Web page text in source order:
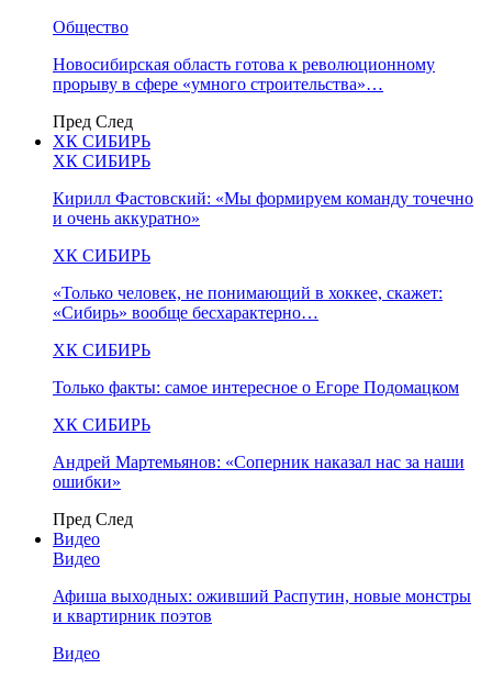
Общество
Новосибирская область готова к революционному
прорыву в сфере «умного строительства»…
Пред След
ХК СИБИРЬ
ХК СИБИРЬ
Кирилл Фастовский: «Мы формируем команду точечно
и очень аккуратно»
ХК СИБИРЬ
«Только человек, не понимающий в хоккее, скажет:
«Сибирь» вообще бесхарактерно…
ХК СИБИРЬ
Только факты: самое интересное о Егоре Подомацком
ХК СИБИРЬ
Андрей Мартемьянов: «Соперник наказал нас за наши
ошибки»
Пред След
Видео
Видео
Афиша выходных: оживший Распутин, новые монстры
и квартирник поэтов
Видео